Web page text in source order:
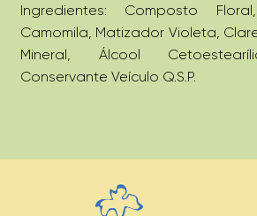
Ingredientes: Composto
Camomila, Matizador Violeta,
Mineral, Álcool
Conservante Veículo Q.S.P.